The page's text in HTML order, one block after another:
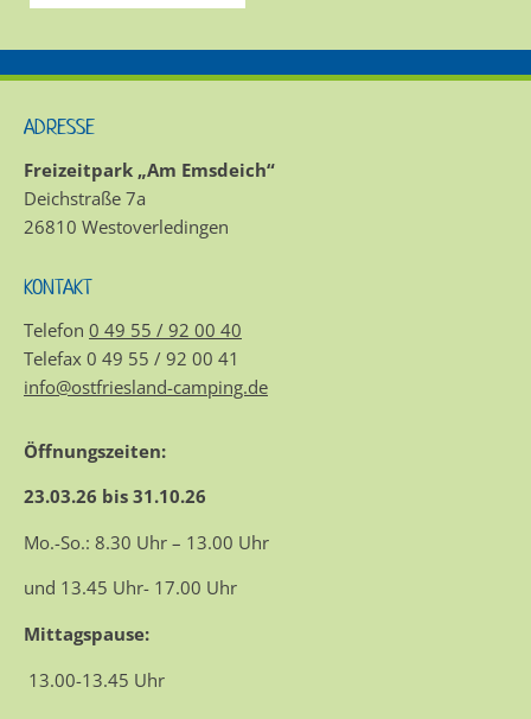
ADRESSE
Freizeitpark „Am Emsdeich“
Deichstraße 7a
26810 Westoverledingen
KONTAKT
Telefon 0 49 55 / 92 00 40
Telefax 0 49 55 / 92 00 41
info@ostfriesland-camping.de
Öffnungszeiten:
23.03.26 bis 31.10.26
Mo.-So.: 8.30 Uhr – 13.00 Uhr
und 13.45 Uhr- 17.00 Uhr
Mittagspause:
13.00-13.45 Uhr